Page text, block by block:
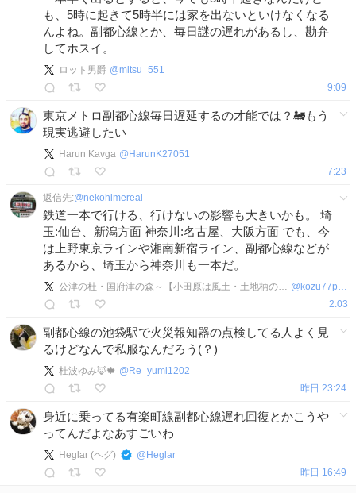
も、5時に起きて5時半には家を出ないといけなくなる
んよね。副都心線とか、毎日謎の遅れがあるし、勘弁
してホスイ。
ロット男爵 @mitsu_551
9:09
東京メトロ副都心線毎日遅延するの才能では？🚂もう
現実逃避したい
Harun Kavga @ HarunK27051
7:23
返信先:@nekohimereal
鉄道一本で行ける、行けないの影響も大きいかも。 埼
玉:仙台、新潟方面 神奈川:名古屋、大阪方面 でも、今
は上野東京ラインや湘南新宿ライン、副都心線などが
あるから、埼玉から神奈川も一本だ。
公津の杜・国府津の森～【小田原は風土・土地柄の変革が必要、他地域を知れ、小田原を客観視せよ】 @ kozu77point7
2:03
副都心線の池袋駅で火災報知器の点検してる人よく見
るけどなんで私服なんだろう(？)
杜波ゆみ🦊🍁 @ Re_yumi1202
昨日 23:24
身近に乗ってる有楽町線副都心線遅れ回復とかこうや
ってんだよなあすごいわ
Heglar (ヘグ) @ Heglar
昨日 16:49